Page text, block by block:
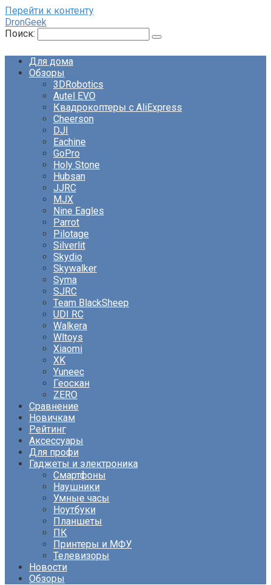
Перейти к контенту
DronGeek
Поиск:
Для дома
Обзоры
3DRobotics
Autel EVO
Квадрокоптеры с AliExpress
Cheerson
DJI
Eachine
GoPro
Holy Stone
Hubsan
JJRC
MJX
Nine Eagles
Parrot
Pilotage
Silverlit
Skydio
Skywalker
Syma
SJRC
Team BlackSheep
UDI RC
Walkera
Wltoys
Xiaomi
XK
Yuneec
Геоскан
ZERO
Сравнение
Новичкам
Рейтинг
Аксессуары
Для профи
Гаджеты и электроника
Смартфоны
Наушники
Умные часы
Ноутбуки
Планшеты
ПК
Принтеры и МФУ
Телевизоры
Новости
Обзоры